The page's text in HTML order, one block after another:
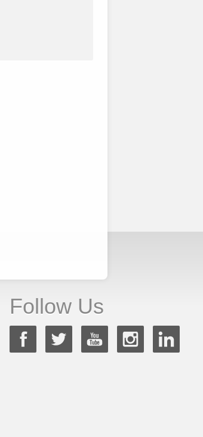
Follow Us